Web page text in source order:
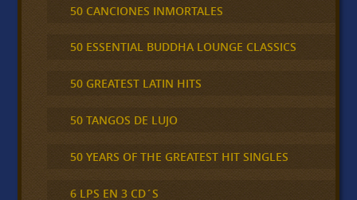
50 CANCIONES INMORTALES
50 ESSENTIAL BUDDHA LOUNGE CLASSICS
50 GREATEST LATIN HITS
50 TANGOS DE LUJO
50 YEARS OF THE GREATEST HIT SINGLES
6 LPS EN 3 CD´S